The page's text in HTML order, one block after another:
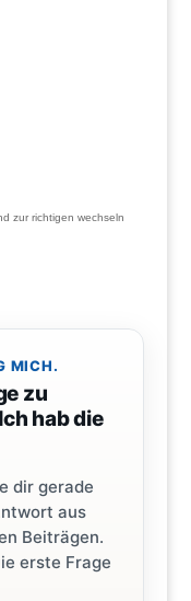
zur richtigen wechseln
MICH.
zu
hab die
dir gerade
aus
Beiträgen.
erste Frage